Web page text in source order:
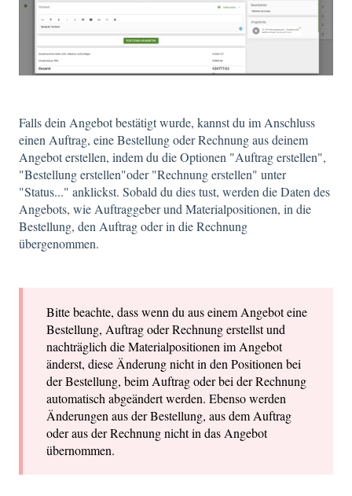
Falls dein Angebot bestätigt wurde, kannst du im Anschluss
einen Auftrag, eine Bestellung oder Rechnung aus deinem
Angebot erstellen, indem du die Optionen "Auftrag erstellen",
"Bestellung erstellen"oder "Rechnung erstellen" unter
"Status..." anklickst. Sobald du dies tust, werden die Daten des
Angebots, wie Auftraggeber und Materialpositionen, in die
Bestellung, den Auftrag oder in die Rechnung
übergenommen.
Bitte beachte, dass wenn du aus einem Angebot eine
Bestellung, Auftrag oder Rechnung erstellst und
nachträglich die Materialpositionen im Angebot
änderst, diese Änderung nicht in den Positionen bei
der Bestellung, beim Auftrag oder bei der Rechnung
automatisch abgeändert werden. Ebenso werden
Änderungen aus der Bestellung, aus dem Auftrag
oder aus der Rechnung nicht in das Angebot
übernommen.